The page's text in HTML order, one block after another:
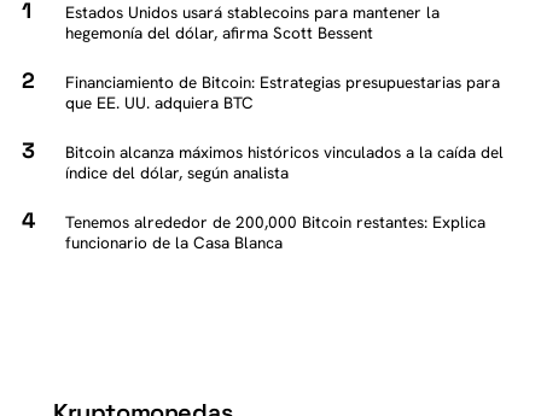
Estados Unidos usará stablecoins para mantener la
hegemonía del dólar, afirma Scott Bessent
Financiamiento de Bitcoin: Estrategias presupuestarias para
que EE. UU. adquiera BTC
Bitcoin alcanza máximos históricos vinculados a la caída del
índice del dólar, según analista
Tenemos alrededor de 200,000 Bitcoin restantes: Explica
funcionario de la Casa Blanca